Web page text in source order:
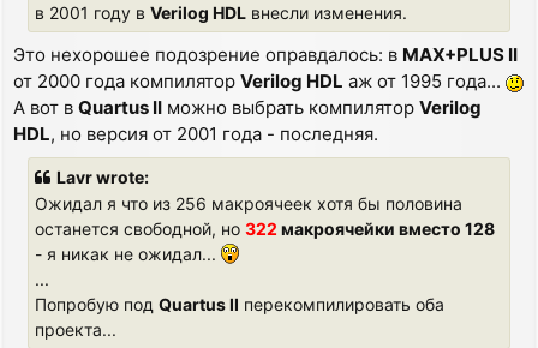
в 2001 году в Verilog HDL внесли изменения.
Это нехорошее подозрение оправдалось: в MAX+PLUS II
от 2000 года компилятор Verilog HDL аж от 1995 года...
А вот в Quartus II можно выбрать компилятор Verilog
HDL, но версия от 2001 года - последняя.
Lavr wrote:
Ожидал я что из 256 макроячеек хотя бы половина
останется свободной, но 322 макроячейки вместо 128
- я никак не ожидал...
...
Попробую под Quartus II перекомпилировать оба
проекта...